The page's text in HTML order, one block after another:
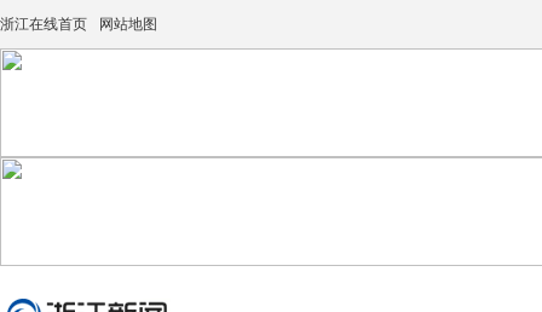
浙江在线首页 网站地图